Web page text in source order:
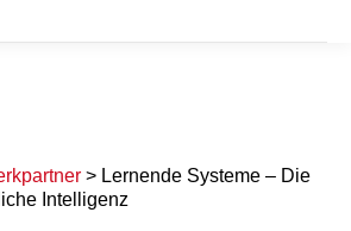
> Lernende Systeme – Die
Intelligenz